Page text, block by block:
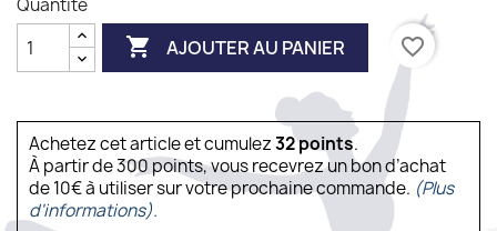
Quantité
 AJOUTER AU PANIER favorite_border
Achetez cet article et cumulez32points.
À partir de 300 points, vous recevrez un bon d’achat
de 10€ à utiliser sur votre prochaine commande. (Plus
d'informations).